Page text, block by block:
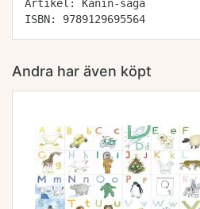
Artikel: Kanin-saga
ISBN: 9789129695564
Andra har även köpt